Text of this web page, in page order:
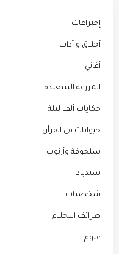
إختراعات
أخلاق و أداب
أغاني
المزرعة السعيدة
حكايات ألف ليلة
حيوانات في القرأن
سلحوفة وأرنوب
سندباد
شخصيات
طرائف البخلاء
علوم